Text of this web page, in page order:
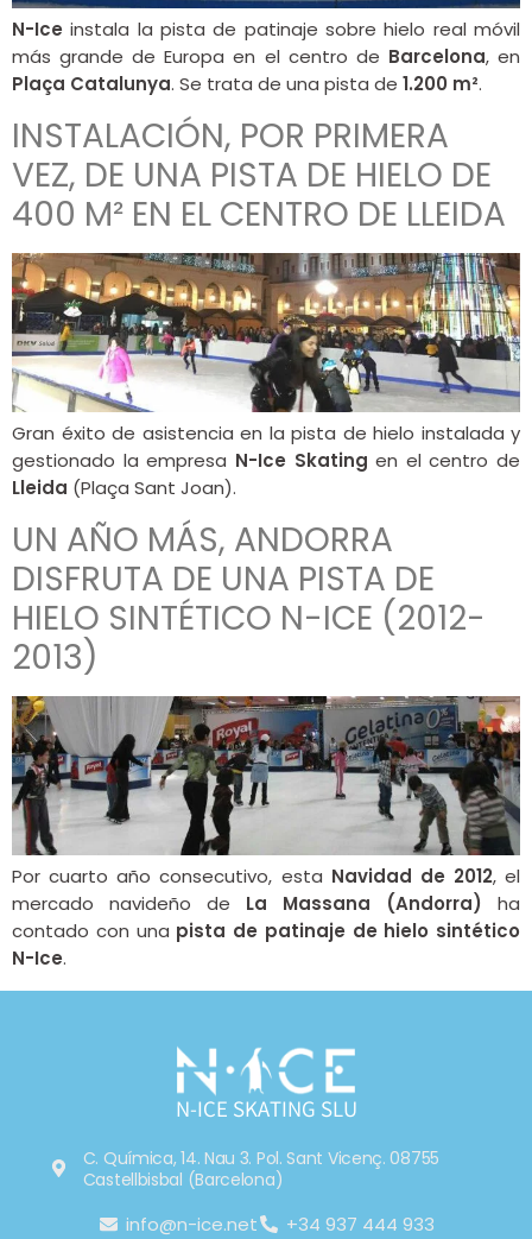
N-Ice instala la pista de patinaje sobre hielo real móvil
más grande de Europa en el centro de Barcelona, en
Plaça Catalunya. Se trata de una pista de 1.200 m².
INSTALACIÓN, POR PRIMERA
VEZ, DE UNA PISTA DE HIELO DE
400 M² EN EL CENTRO DE LLEIDA
Gran éxito de asistencia en la pista de hielo instalada y
gestionado la empresa N-Ice Skating en el centro de
Lleida (Plaça Sant Joan).
UN AÑO MÁS, ANDORRA
DISFRUTA DE UNA PISTA DE
HIELO SINTÉTICO N-ICE (2012-
2013)
Por cuarto año consecutivo, esta Navidad de 2012, el
mercado navideño de La Massana (Andorra) ha
contado con una pista de patinaje de hielo sintético
N-Ice.
N-ICE SKATING SLU
C. Química, 14. Nau 3. Pol. Sant Vicenç. 08755
Castellbisbal (Barcelona)
info@n-ice.net +34 937 444 933